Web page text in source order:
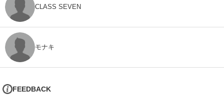
CLASS SEVEN
モナキ
FEEDBACK